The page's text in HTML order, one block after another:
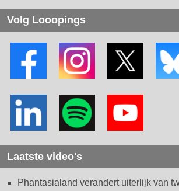
Volg Looopings
Laatste video's
Phantasialand verandert uiterlijk van